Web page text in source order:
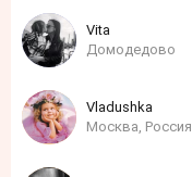
Vita
Домодедово
Vladushka
Москва, Россия